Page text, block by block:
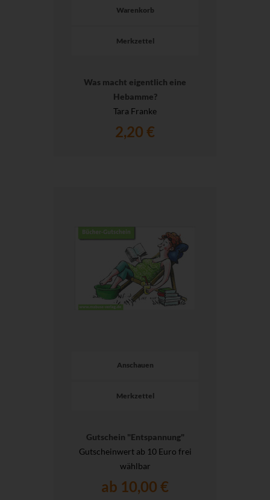
Warenkorb
Merkzettel
Was macht eigentlich eine
Hebamme?
Tara Franke
2,20 €
Anschauen
Merkzettel
Gutschein "Entspannung"
Gutscheinwert ab 10 Euro frei
wählbar
ab 10,00 €